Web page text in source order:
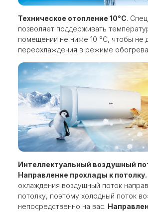
Техническое отопление 10°С.
позволяет поддерживать
помещении не ниже 10 °С, чтобы не
переохлаждения в режиме
Интеллектуальный воздушный
Направление прохлады к потолку.
охлаждения воздушный поток
потолку, поэтому холодный поток
непосредственно на вас.